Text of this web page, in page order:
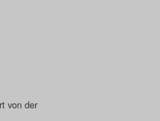
Blog
von der